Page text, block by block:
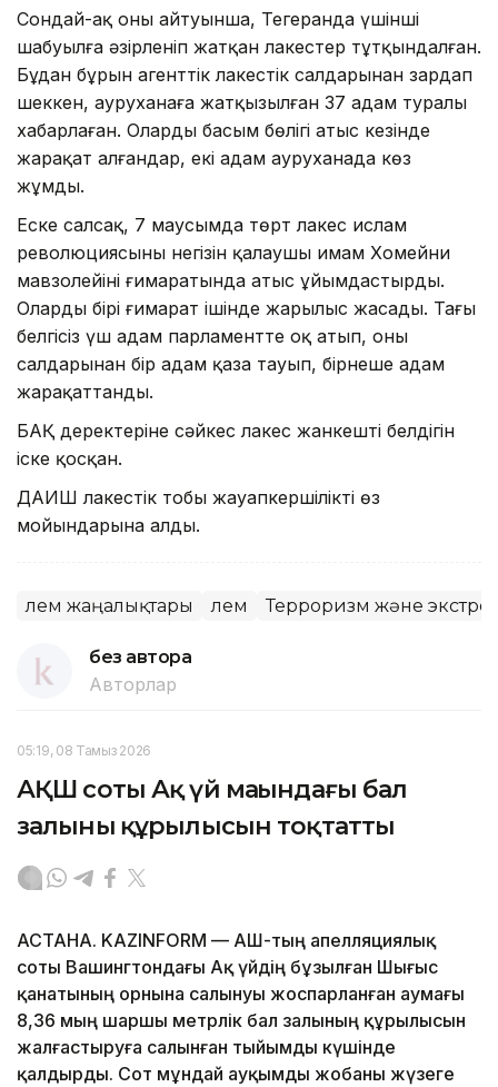
Сондай-ақ оның айтуынша, Тегеранда үшінші
шабуылға әзірленіп жатқан лаңкестер тұтқындалған.
Бұдан бұрын агенттік лаңкестік салдарынан зардап
шеккен, ауруханаға жатқызылған 37 адам туралы
хабарлаған. Олардың басым бөлігі атыс кезінде
жарақат алғандар, екі адам ауруханада көз
жұмды.
Еске салсақ, 7 маусымда төрт лаңкес ислам
революциясының негізін қалаушы имам Хомейни
мавзолейінің ғимаратында атыс ұйымдастырды.
Олардың бірі ғимарат ішінде жарылыс жасады. Тағы
белгісіз үш адам парламентте оқ атып, оның
салдарынан бір адам қаза тауып, бірнеше адам
жарақаттанды.
БАҚ деректеріне сәйкес лаңкес жанкешті белдігін
іске қосқан.
ДАИШ лаңкестік тобы жауапкершілікті өз
мойындарына алды.
Әлем жаңалықтары Әлем Терроризм және
без автора
Авторлар
05:19, 08 Тамыз 2026
АҚШ соты Ақ үй маңындағы бал
залының құрылысын тоқтатты
АСТАНА. KAZINFORM — АҚШ-тың апелляциялық
соты Вашингтондағы Ақ үйдің бұзылған Шығыс
қанатының орнына салынуы жоспарланған аумағы
8,36 мың шаршы метрлік бал залының құрылысын
жалғастыруға салынған тыйымды күшінде
қалдырды. Сот мұндай ауқымды жобаны жүзеге